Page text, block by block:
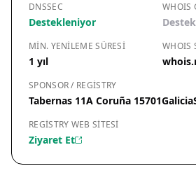
DNSSEC
Destekleniyor
WHOIS
MIN. YENILEME SÜRESI
1 yıl
WHOIS
SPONSOR / REGISTRY
Tabernas 11A Coruña
REGISTRY WEB SITESI
Ziyaret Et